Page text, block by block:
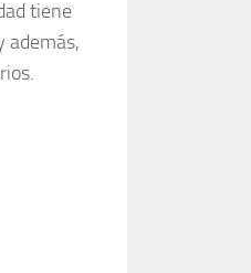
tiene
además,